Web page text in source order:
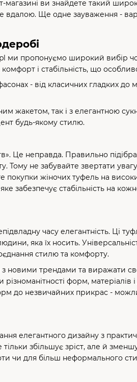
ви знайдете такий
вдалою. Ще одне зауваження -
ми пропонуємо широкий вибір
і стабільність, що
- від класичних гладких
жакетом, так і з елегантною
будь-якому стилю.
неправда. Правильно
не забувайте звертати
жіночих туфель на
забезпечує стабільність на
часу елегантність. Ці
яка їх носить.
стилю та комфорту.
з новими трендами та виражати
форм, матеріалів
до незвичайних прикрас -
елегантного дизайну з
збільшує зріст, але й
чи для більш неформального